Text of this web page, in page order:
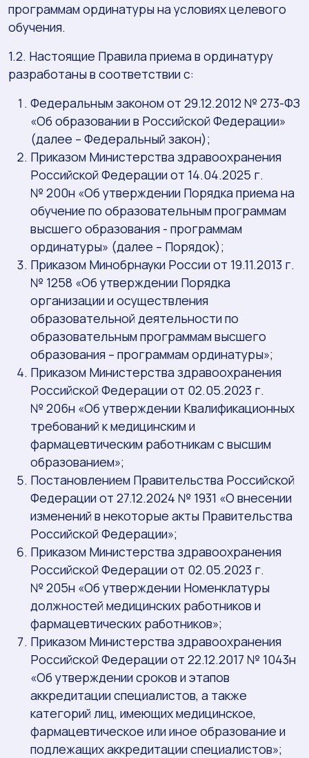
программам ординатуры на условиях целевого
обучения.
1.2. Настоящие Правила приема в ординатуру
разработаны в соответствии с:
Федеральным законом от 29.12.2012 № 273-ФЗ
«Об образовании в Российской Федерации»
(далее – Федеральный закон);
Приказом Министерства здравоохранения
Российской Федерации от 14.04.2025 г.
№ 200н «Об утверждении Порядка приема на
обучение по образовательным программам
высшего образования - программам
ординатуры» (далее – Порядок);
Приказом Минобрнауки России от 19.11.2013 г.
№ 1258 «Об утверждении Порядка
организации и осуществления
образовательной деятельности по
образовательным программам высшего
образования – программам ординатуры»;
Приказом Министерства здравоохранения
Российской Федерации от 02.05.2023 г.
№ 206н «Об утверждении Квалификационных
требований к медицинским и
фармацевтическим работникам с высшим
образованием»;
Постановлением Правительства Российской
Федерации от 27.12.2024 № 1931 «О внесении
изменений в некоторые акты Правительства
Российской Федерации»;
Приказом Министерства здравоохранения
Российской Федерации от 02.05.2023 г.
№ 205н «Об утверждении Номенклатуры
должностей медицинских работников и
фармацевтических работников»;
Приказом Министерства здравоохранения
Российской Федерации от 22.12.2017 № 1043н
«Об утверждении сроков и этапов
аккредитации специалистов, а также
категорий лиц, имеющих медицинское,
фармацевтическое или иное образование и
подлежащих аккредитации специалистов»;